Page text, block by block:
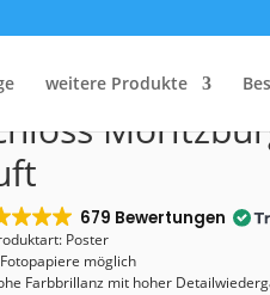
weitere Produkte
aus der Luft
(00631)
679 Bewertungen
Poster
möglich
Farbbrillanz mit hoher